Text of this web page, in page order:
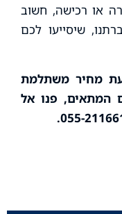
או רכישה, חשוב
שיסייעו לכם
מחיר משתלמת
המתאים, פנו אל